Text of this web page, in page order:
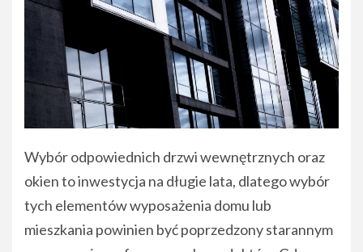
Wybór odpowiednich drzwi wewnętrznych oraz
okien to inwestycja na długie lata, dlatego wybór
tych elementów wyposażenia domu lub
mieszkania powinien być poprzedzony starannym